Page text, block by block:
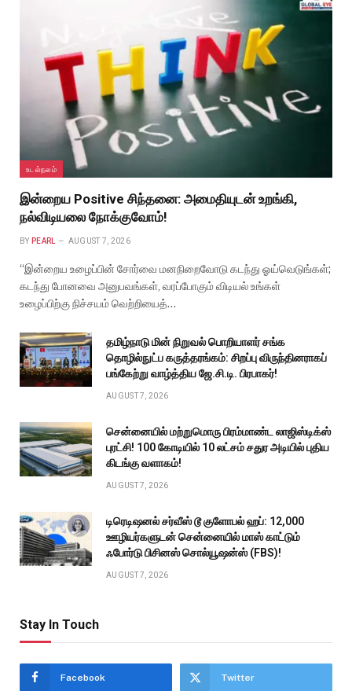
உடல்நலம்
இன்றைய Positive சிந்தனை: அமைதியுடன் உறங்கி,
நல்விடியலை நோக்குவோம்!
BY PEARL AUGUST 7, 2026
“இன்றைய உழைப்பின் சோர்வை மனநிறைவோடு கடந்து ஓய்வெடுங்கள்;
கடந்து போனவை அனுபவங்கள், வரப்போகும் விடியல் உங்கள்
உழைப்பிற்கு நிச்சயம் வெற்றியைத்…
தமிழ்நாடு மின் நிறுவல் பொறியாளர் சங்க
தொழில்நுட்ப கருத்தரங்கம்: சிறப்பு விருந்தினராகப்
பங்கேற்று வாழ்த்திய ஜே.சி.டி. பிரபாகர்!
AUGUST 7, 2026
சென்னையில் மற்றுமொரு பிரம்மாண்ட லாஜிஸ்டிக்ஸ்
புரட்சி! ₹100 கோடியில் 10 லட்சம் சதுர அடியில் புதிய
கிடங்கு வளாகம்!
AUGUST 7, 2026
டிரெடிஷனல் சர்வீஸ் டூ குளோபல் ஹப்: 12,000
ஊழியர்களுடன் சென்னையில் மாஸ் காட்டும்
ஃபோர்டு பிசினஸ் சொல்யூஷன்ஸ் (FBS)!
AUGUST 7, 2026
Stay In Touch
Facebook Twitter